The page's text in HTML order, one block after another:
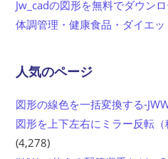
Jw_cadの図形を無料でダウン
体調管理・健康食品・ダイエッ
人気のページ
図形の線色を一括変換する-
図形を上下左右にミラー反転
(4,278)